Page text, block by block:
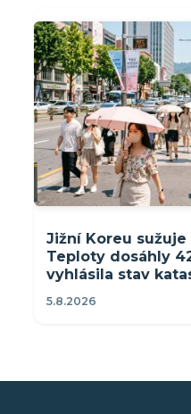
Jižní Koreu
Teploty dosáhly
vyhlásila stav
5.8.2026